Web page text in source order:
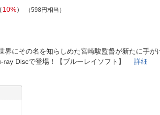
（10%） （598円相当）
界にその名を知らしめた宮崎駿監督が新たに手が
ray Discで登場！【ブルーレイソフト】詳細